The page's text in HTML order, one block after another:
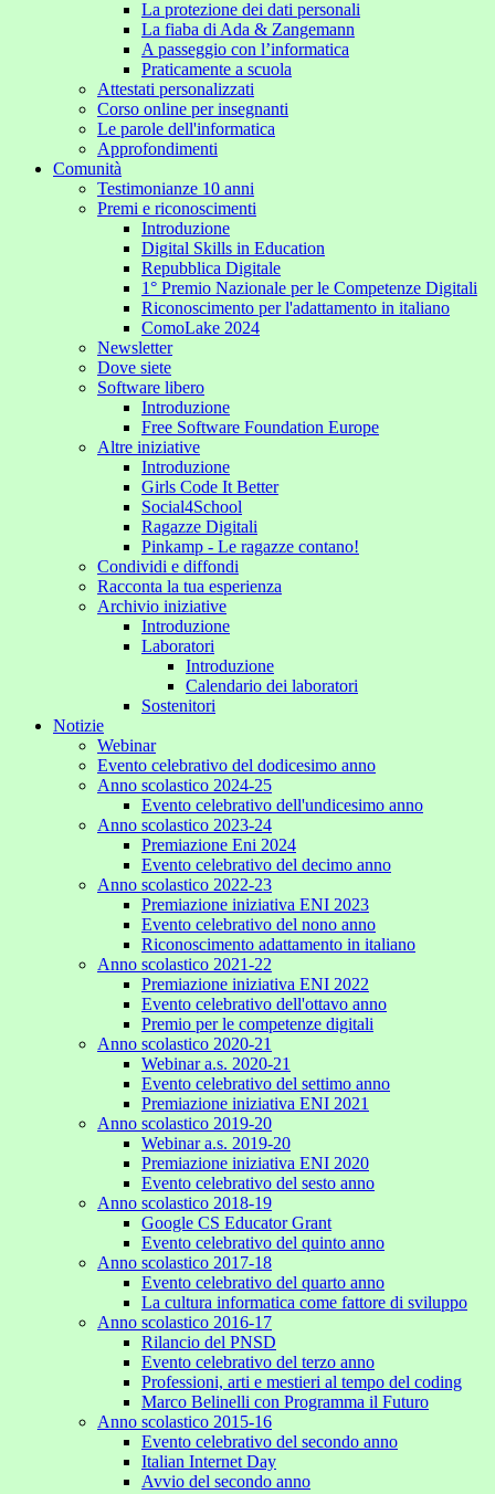
La protezione dei dati personali
La fiaba di Ada & Zangemann
A passeggio con l’informatica
Praticamente a scuola
Attestati personalizzati
Corso online per insegnanti
Le parole dell'informatica
Approfondimenti
Comunità
Testimonianze 10 anni
Premi e riconoscimenti
Introduzione
Digital Skills in Education
Repubblica Digitale
1° Premio Nazionale per le Competenze Digitali
Riconoscimento per l'adattamento in italiano
ComoLake 2024
Newsletter
Dove siete
Software libero
Introduzione
Free Software Foundation Europe
Altre iniziative
Introduzione
Girls Code It Better
Social4School
Ragazze Digitali
Pinkamp - Le ragazze contano!
Condividi e diffondi
Racconta la tua esperienza
Archivio iniziative
Introduzione
Laboratori
Introduzione
Calendario dei laboratori
Sostenitori
Notizie
Webinar
Evento celebrativo del dodicesimo anno
Anno scolastico 2024-25
Evento celebrativo dell'undicesimo anno
Anno scolastico 2023-24
Premiazione Eni 2024
Evento celebrativo del decimo anno
Anno scolastico 2022-23
Premiazione iniziativa ENI 2023
Evento celebrativo del nono anno
Riconoscimento adattamento in italiano
Anno scolastico 2021-22
Premiazione iniziativa ENI 2022
Evento celebrativo dell'ottavo anno
Premio per le competenze digitali
Anno scolastico 2020-21
Webinar a.s. 2020-21
Evento celebrativo del settimo anno
Premiazione iniziativa ENI 2021
Anno scolastico 2019-20
Webinar a.s. 2019-20
Premiazione iniziativa ENI 2020
Evento celebrativo del sesto anno
Anno scolastico 2018-19
Google CS Educator Grant
Evento celebrativo del quinto anno
Anno scolastico 2017-18
Evento celebrativo del quarto anno
La cultura informatica come fattore di sviluppo
Anno scolastico 2016-17
Rilancio del PNSD
Evento celebrativo del terzo anno
Professioni, arti e mestieri al tempo del coding
Marco Belinelli con Programma il Futuro
Anno scolastico 2015-16
Evento celebrativo del secondo anno
Italian Internet Day
Avvio del secondo anno